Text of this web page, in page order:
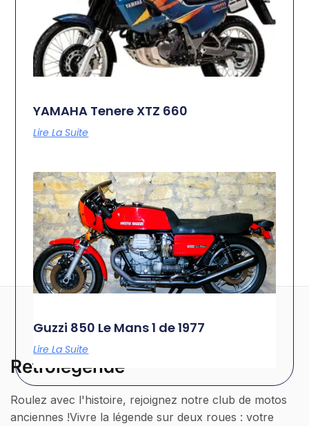
YAMAHA Tenere XTZ 660
Lire La Suite
Guzzi 850 Le Mans 1 de 1977
Lire La Suite
Retrolegende
Roulez avec l'histoire, rejoignez notre club de motos
anciennes !Vivre la légende sur deux roues : votre